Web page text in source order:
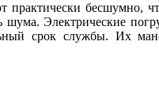
бесшумно,
Электрические
срок службы. Их